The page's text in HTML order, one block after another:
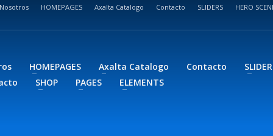
Nosotros HOMEPAGES Axalta Catalogo Contacto SLIDERS HERO
HOMEPAGES Axalta Catalogo Contacto
SHOP PAGES ELEMENTS